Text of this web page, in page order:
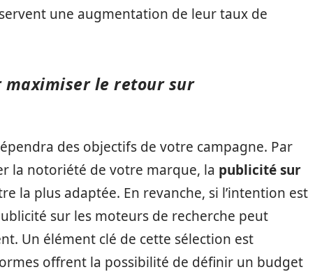
une augmentation de leur taux de
maximiser le retour sur
des objectifs de votre campagne. Par
la notoriété de votre marque, la publicité sur
la plus adaptée. En revanche, si l’intention est
sur les moteurs de recherche peut
Un élément clé de cette sélection est
offrent la possibilité de définir un budget